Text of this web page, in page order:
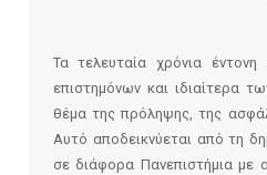
Τα τελευταία χρόνια
επιστημόνων και ιδιαίτερα
θέμα της πρόληψης, της
Αυτό αποδεικνύεται από τη
σε διάφορα Πανεπιστήμια με